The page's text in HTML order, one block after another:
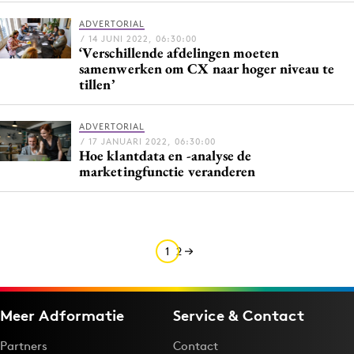
ADVERTORIAL
/ 14 JUNI 2022, 06:30:00
‘Verschillende afdelingen moeten
samenwerken om CX naar hoger niveau te
tillen’
ADVERTORIAL
/ 17 JANUARI 2022, 06:30:00
Hoe klantdata en -analyse de
marketingfunctie veranderen
1 2
Meer Adformatie
Partners
Service & Contact
Contact